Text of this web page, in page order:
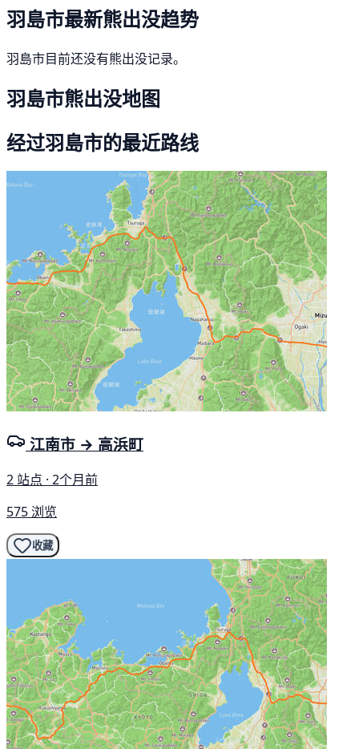
羽島市最新熊出没趋势
羽島市目前还没有熊出没记录。
羽島市熊出没地图
经过羽島市的最近路线
江南市 → 高浜町
2 站点 · 2个月前
575 浏览
收藏